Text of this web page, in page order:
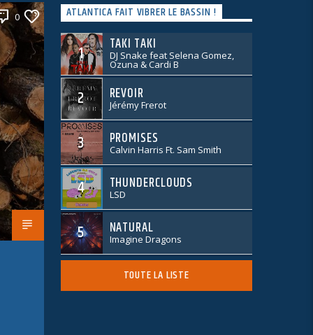
0 ATLANTICA FAIT VIBRER LE BASSIN !
1 TAKI TAKI
DJ Snake feat Selena Gomez,
Ozuna & Cardi B
2 REVOIR
Jérémy Frerot
3 PROMISES
Calvin Harris Ft. Sam Smith
4 THUNDERCLOUDS
LSD
5 NATURAL
Imagine Dragons
TOUTE LA LISTE